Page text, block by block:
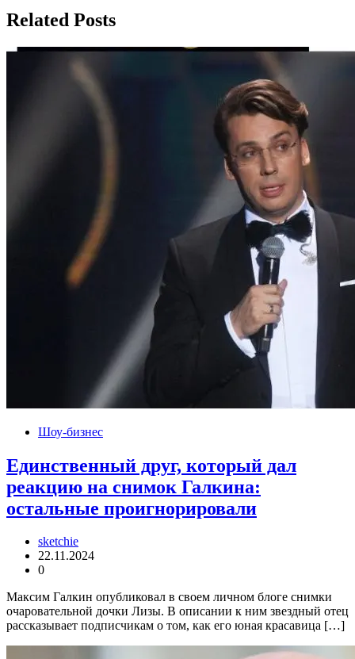
Related Posts
Шоу-бизнес
Единственный друг, который дал
реакцию на снимок Галкина:
остальные проигнорировали
sketchie
22.11.2024
0
Максим Галкин опубликовал в своем личном блоге снимки
очаровательной дочки Лизы. В описании к ним звездный отец
рассказывает подписчикам о том, как его юная красавица […]